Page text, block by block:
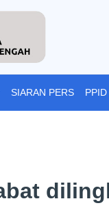
SIARAN PERS PPID